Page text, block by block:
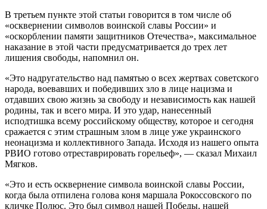
В третьем пункте этой статьи говорится в том числе об
«осквернении символов воинской славы России» и
«оскорблении памяти защитников Отечества», максимальное
наказание в этой части предусматривается до трех лет
лишения свободы, напомнил он.
«Это надругательство над памятью о всех жертвах советского
народа, воевавших и победивших зло в лице нацизма и
отдавших свою жизнь за свободу и независимость как нашей
родины, так и всего мира. И это удар, нанесенный
исподтишка всему российскому обществу, которое и сегодня
сражается с этим страшным злом в лице уже украинского
неонацизма и коллективного Запада. Исходя из нашего опыта
РВИО готово отреставрировать горельеф», — сказал Михаил
Мягков.
«Это и есть осквернение символа воинской славы России,
когда была отпилена голова коня маршала Рокоссовского по
кличке Полюс. Это был символ нашей Победы, нашей